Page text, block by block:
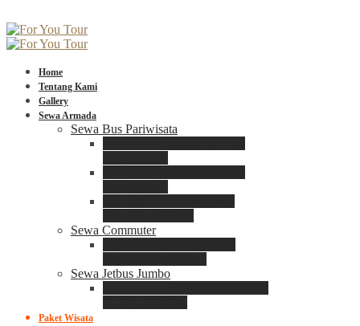
Home
Tentang Kami
Gallery
Sewa Armada
Sewa Bus Pariwisata
Sewa Commuter
Sewa Jetbus Jumbo
Paket Wisata